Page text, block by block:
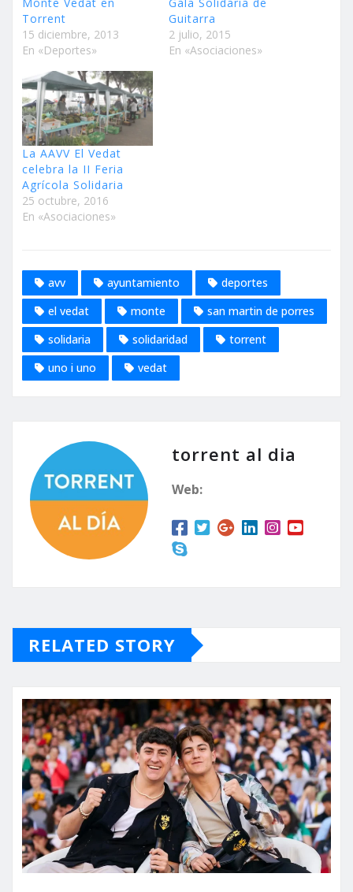
Torrent
15 diciembre, 2013
En «Deportes»
Guitarra
2 julio, 2015
En «Asociaciones»
La AAVV El Vedat
celebra la II Feria
Agrícola Solidaria
25 octubre, 2016
En «Asociaciones»
avv ayuntamiento
deportes
el vedat
monte
san martin de porres
solidaria
solidaridad
torrent
uno i uno
vedat
torrent al dia
Web:
RELATED STORY